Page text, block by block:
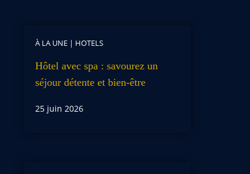
À LA UNE| HOTELS
Hôtel avec spa : savourez un
séjour détente et bien-être
25 juin 2026